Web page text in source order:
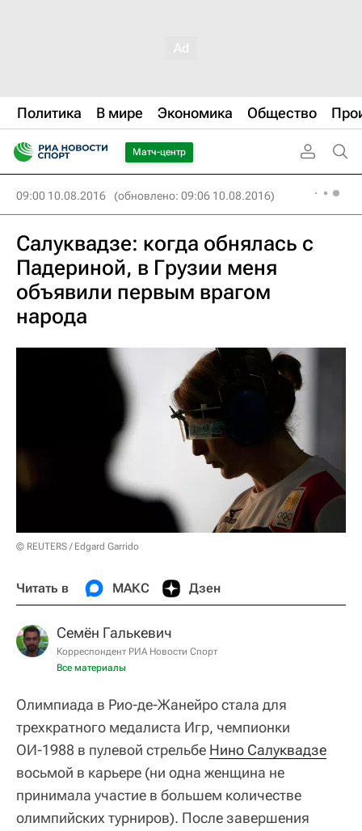
Политика В мире Экономика Общество
Матч-центр
09:00 10.08.2016 (обновлено: 09:06 10.08.2016)
Салуквадзе: когда обнялась с
Падериной, в Грузии меня
объявили первым врагом
народа
© REUTERS / Edgard Garrido
Читать в МАКС Дзен
Семён Галькевич
Корреспондент РИА Новости Спорт
Все материалы
Олимпиада в Рио-де-Жанейро стала для
трехкратного медалиста Игр, чемпионки
ОИ-1988 в пулевой стрельбе Нино Салуквадзе
восьмой в карьере (ни одна женщина не
принимала участие в большем количестве
олимпийских турниров). После завершения